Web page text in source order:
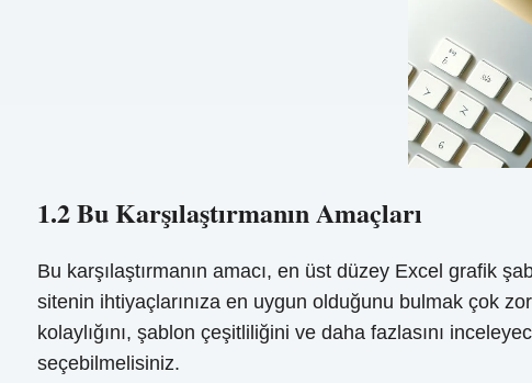
1.2 Bu Karşılaştırmanın Amaçları
Bu karşılaştırmanın amacı, en üst düzey Excel grafik
sitenin ihtiyaçlarınıza en uygun olduğunu bulmak çok
kolaylığını, şablon çeşitliliğini ve daha fazlasını
seçebilmelisiniz.